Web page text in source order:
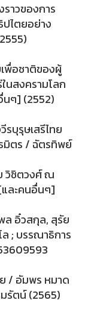
ราวของการ
ปไตยอย่าง
พื่อชาติของผู้
นสงครามโลก
นๆ] (2552)
บุรุษเสรีไทย
มิตร / ฉัตรทิพย์
วิชิตวงศ์ ณ
ละคนอื่นๆ]
ล อิ๋วสกุล, สุรัย
ล ; บรรณาธิการ
/ อัมพร หมาด
รัตน์ (2565)